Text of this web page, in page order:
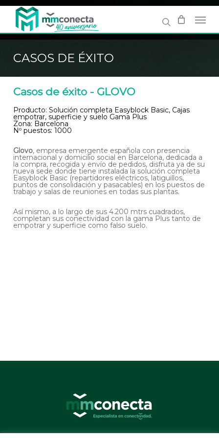
content
CASOS DE ÉXITO
Casos de éxito - GLOVO
Producto: Solución completa Easyblock Basic, Cajas
empotrar, superficie y suelo Gama Plus
Zona: Barcelona
Nº puestos: 1000
Glovo, empresa emergente española con presencia
internacional y domicilio social en Barcelona, dedicada a
la compra, recogida y envío de pedidos, disfruta ya de su
nueva sede donde tiene instalada la solución completa
Easyblock Basic (repartidores eléctricos, latiguillos,
puntos de consolidación y pasacables) en los puestos de
trabajo y salas de reuniones en todas sus plantas.
Así mismo, a lo largo de sus 4.200 mtrs cuadrados,
completan sus conectividad con la gama Plus tanto de
empotrar y superficie como falso suelo.
© 2026 MMConecta. Camino de Torrejón 14, 28864 Ajalvir (Madrid) - (34) 91